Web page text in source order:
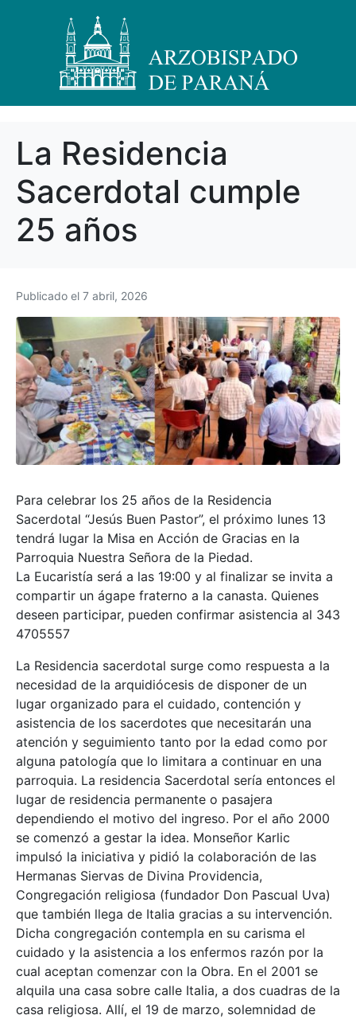
La Residencia
Sacerdotal cumple
25 años
Publicado el 7 abril, 2026
Para celebrar los 25 años de la Residencia
Sacerdotal “Jesús Buen Pastor”, el próximo lunes 13
tendrá lugar la Misa en Acción de Gracias en la
Parroquia Nuestra Señora de la Piedad.
La Eucaristía será a las 19:00 y al finalizar se invita a
compartir un ágape fraterno a la canasta. Quienes
deseen participar, pueden confirmar asistencia al 343
4705557
La Residencia sacerdotal surge como respuesta a la
necesidad de la arquidiócesis de disponer de un
lugar organizado para el cuidado, contención y
asistencia de los sacerdotes que necesitarán una
atención y seguimiento tanto por la edad como por
alguna patología que lo limitara a continuar en una
parroquia. La residencia Sacerdotal sería entonces el
lugar de residencia permanente o pasajera
dependiendo el motivo del ingreso. Por el año 2000
se comenzó a gestar la idea. Monseñor Karlic
impulsó la iniciativa y pidió la colaboración de las
Hermanas Siervas de Divina Providencia,
Congregación religiosa (fundador Don Pascual Uva)
que también llega de Italia gracias a su intervención.
Dicha congregación contempla en su carisma el
cuidado y la asistencia a los enfermos razón por la
cual aceptan comenzar con la Obra. En el 2001 se
alquila una casa sobre calle Italia, a dos cuadras de la
casa religiosa. Allí, el 19 de marzo, solemnidad de